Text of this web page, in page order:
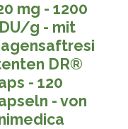
mg - 1200
g - mit
DR®
- 120
- von